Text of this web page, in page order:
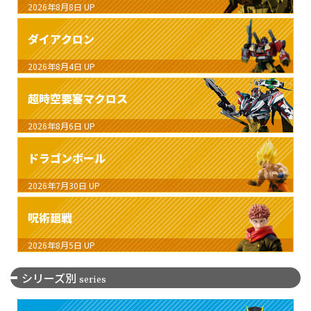
2026年8月8日 UP
ダイアクロン
2026年8月4日 UP
超時空要塞マクロス
2026年8月6日 UP
ドラゴンボール
2026年7月30日 UP
呪術廻戦
2026年8月5日 UP
シリーズ別 series